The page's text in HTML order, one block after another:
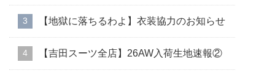
【地獄に落ちるわよ】衣装協力のお知らせ
【吉田スーツ全店】26AW入荷生地速報②